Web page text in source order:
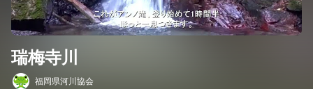
瑞梅寺川
福岡県河川協会